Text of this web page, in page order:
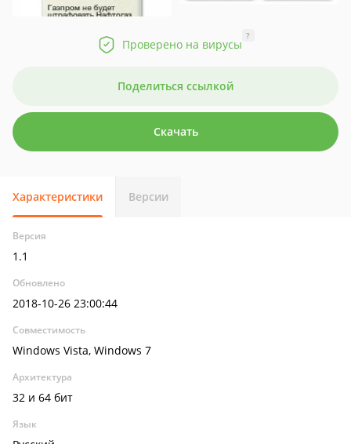
Проверено на вирусы
?
Поделиться ссылкой
Скачать
Характеристики Версии
Версия
1.1
Обновлено
2018-10-26 23:00:44
Совместимость
Windows Vista, Windows 7
Архитектура
32 и 64 бит
Язык